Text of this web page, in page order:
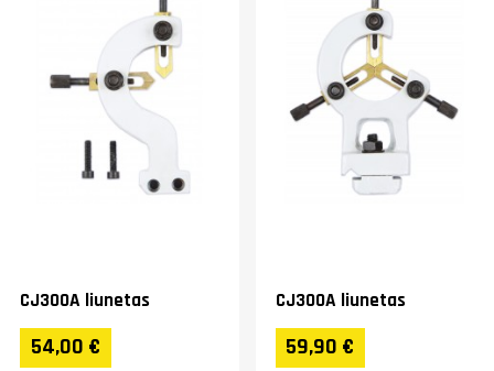
CJ300A liunetas
54,00 €
CJ300A liunetas
59,90 €